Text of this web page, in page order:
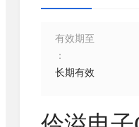
有效期至
：
长期有效